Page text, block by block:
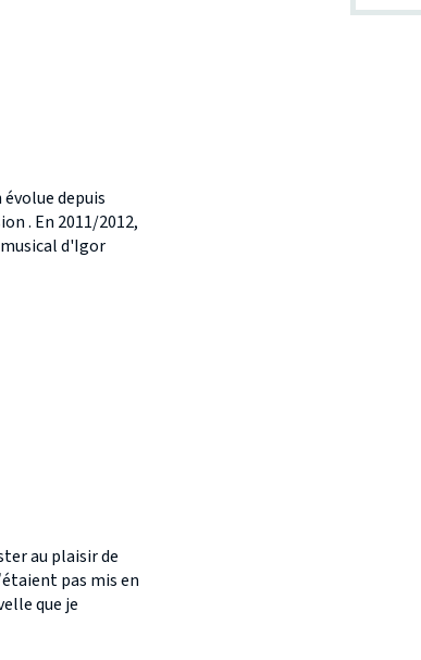
depuis
. En 2011/2012,
d'Igor
au plaisir de
pas mis en
que je